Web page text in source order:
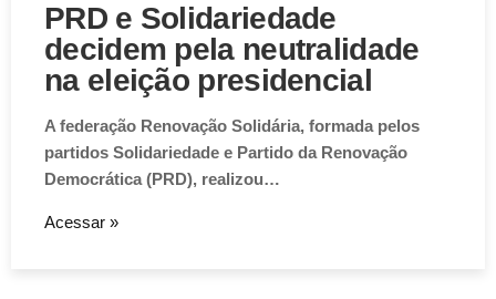
PRD e Solidariedade
decidem pela neutralidade
na eleição presidencial
A federação Renovação Solidária, formada pelos
partidos Solidariedade e Partido da Renovação
Democrática (PRD), realizou…
Acessar »